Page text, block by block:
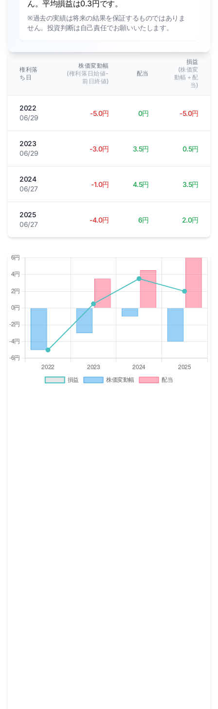
ん。平均損益は0.3円です。
※過去の実績は将来の結果を保証するものではありま
せん。投資判断は自己責任でお願いいたします。
権利落
ち日
株価変動幅
(権利落日始値-
前日終値)
配当
損益
(株価変
動幅＋配
当)
2022
06/29
-5.0円 0円 -5.0円
2023
06/29
-3.0円 3.5円 0.5円
2024
06/27
-1.0円 4.5円 3.5円
2025
06/27
-4.0円 6円 2.0円